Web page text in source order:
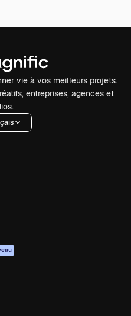
vie à vos meilleurs projets.
entreprises, agences et